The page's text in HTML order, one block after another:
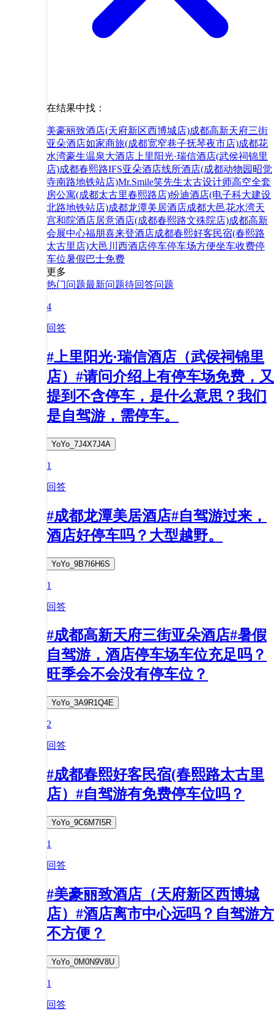
在结果中找：
美豪丽致酒店(天府新区西博城店)成都高新天府三街
亚朵酒店如家商旅(成都宽窄巷子抚琴夜市店)成都花
水湾豪生温泉大酒店 上里阳光·瑞信酒店(武侯祠锦里
店)成都春熙路IFS亚朵酒店线所酒店(成都动物园昭觉
寺南路地铁站店)Mr.Smile笑先生太古设计师高空全套
房公寓(成都太古里春熙路店)纷迪酒店(电子科大建设
北路地铁站店)成都龙潭美居酒店成都大邑花水湾天
宫和院酒店居意酒店(成都春熙路文殊院店)成都高新
会展中心福朋喜来登酒店成都春熙好客民宿(春熙路
太古里店)大邑 川西酒店停车停车场方便坐车收费停
车位暑假巴士免费
更多
热门问题最新问题待回答问题
4
回答
#上里阳光·瑞信酒店（武侯祠锦里
店）#请问介绍上有停车场免费，又
提到不含停车，是什么意思？我们
是自驾游，需停车。
YoYo_7J4X7J4A
1
回答
#成都龙潭美居酒店#自驾游过来，
酒店好停车吗？大型越野。
YoYo_9B7I6H6S
1
回答
#成都高新天府三街亚朵酒店#暑假
自驾游，酒店停车场车位充足吗？
旺季会不会没有停车位？
YoYo_3A9R1Q4E
2
回答
#成都春熙好客民宿(春熙路太古里
店）#自驾游有免费停车位吗？
YoYo_9C6M7I5R
1
回答
#美豪丽致酒店（天府新区西博城
店）#酒店离市中心远吗？自驾游方
不方便？
YoYo_0M0N9V8U
1
回答